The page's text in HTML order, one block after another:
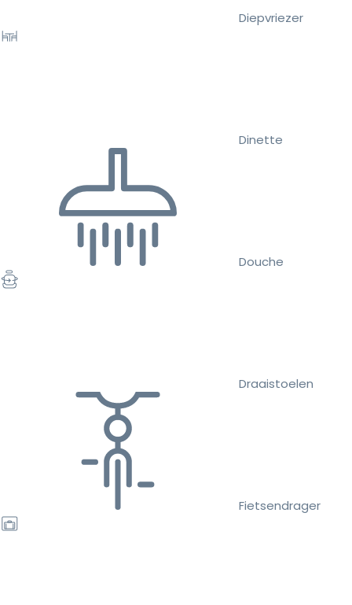
Diepvriezer
Dinette
Douche
Draaistoelen
Fietsendrager